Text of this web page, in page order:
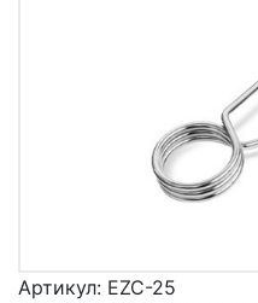
Артикул: EZC-25